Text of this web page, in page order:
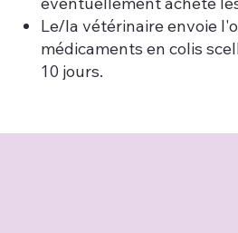
Le/la vétérinaire envoie
médicaments en colis
10 jours.